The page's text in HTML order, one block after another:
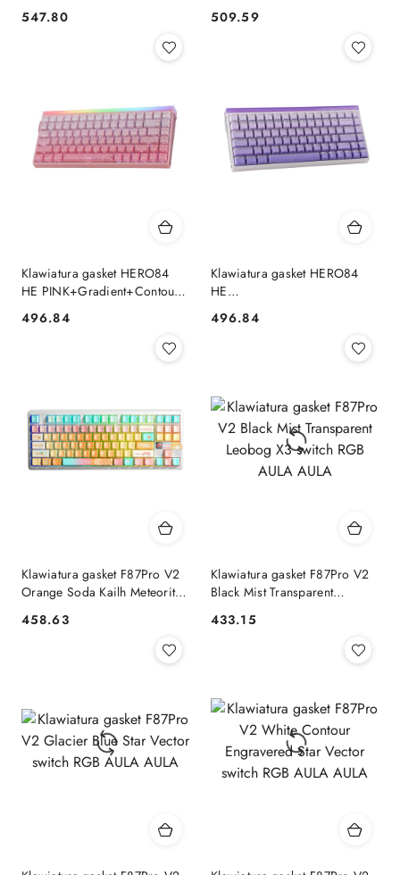
AULA
Cena:
547.80
AULA
Cena:
509.59
Klawiatura gasket HERO84
HE PINK+Gradient+Contour
AULA AULA
Cena:
496.84
Klawiatura gasket HERO84
HE
JadeKing switch RGB AULA
Cena:
496.84
Klawiatura gasket F87Pro V2
Orange Soda Kailh Meteorite
AULA
Cena:
458.63
Klawiatura gasket F87Pro V2
Black Mist Transparent
AULA
Cena:
433.15